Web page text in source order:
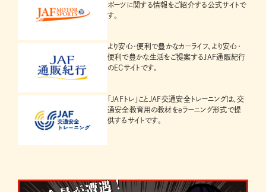
ポーツに関する情報をご紹介する公式サイトで
す。
より安心・便利で豊かなカーライフ、より安心・
便利で豊かな生活をご提案するJAF通販紀行
のECサイトです。
「JAFトレ」ことJAF交通安全トレーニングは、交
通安全教育用の教材をeラーニング形式で提
供するサイトです。